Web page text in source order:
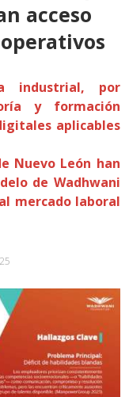
acceso
industrial, por
y formación
aplicables
Nuevo León han
de Wadhwani
mercado laboral